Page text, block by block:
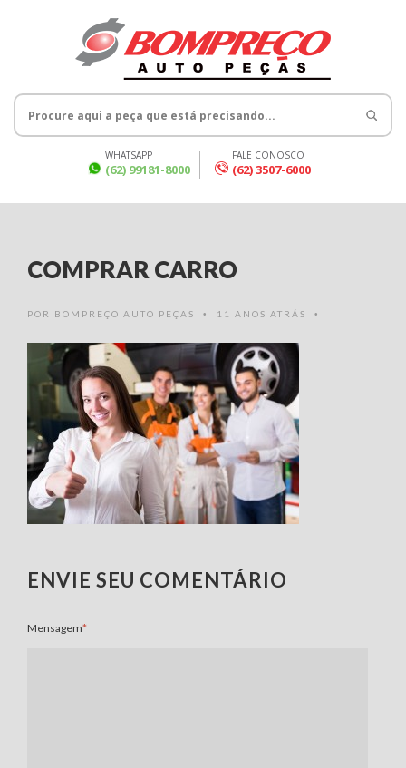
WHATSAPP
(62) 99181-8000
FALE CONOSCO
(62) 3507-6000
COMPRAR CARRO
POR BOMPREÇO AUTO PEÇAS • 11 ANOS ATRÁS •
ENVIE SEU COMENTÁRIO
Mensagem*